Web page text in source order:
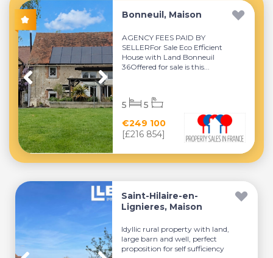
Bonneuil, Maison
AGENCY FEES PAID BY
SELLERFor Sale Eco Efficient
House with Land Bonneuil
36Offered for sale is this...
€249 100
[£216 854]
5 5
Saint-Hilaire-en-
Lignieres, Maison
Idyllic rural property with land,
large barn and well, perfect
proposition for self sufficiency